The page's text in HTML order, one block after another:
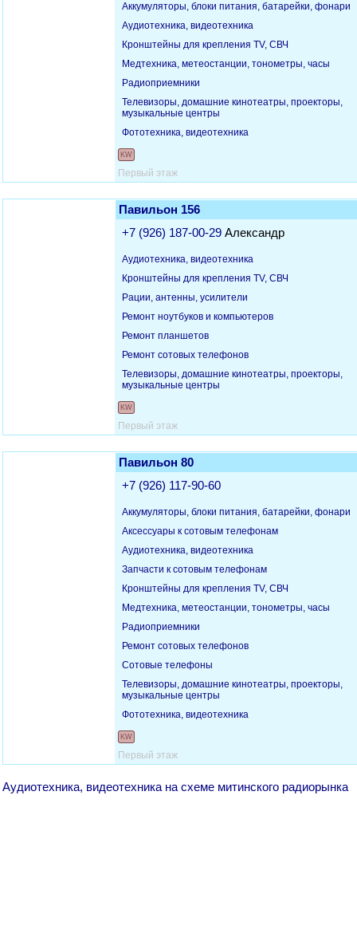
Аккумуляторы, блоки питания, батарейки, фонари
Аудиотехника, видеотехника
Кронштейны для крепления TV, СВЧ
Медтехника, метеостанции, тонометры, часы
Радиоприемники
Телевизоры, домашние кинотеатры, проекторы,
музыкальные центры
Фототехника, видеотехника
KW
Первый этаж
Павильон 156
+7 (926) 187-00-29 Александр
Аудиотехника, видеотехника
Кронштейны для крепления TV, СВЧ
Рации, антенны, усилители
Ремонт ноутбуков и компьютеров
Ремонт планшетов
Ремонт сотовых телефонов
Телевизоры, домашние кинотеатры, проекторы,
музыкальные центры
KW
Первый этаж
Павильон 80
+7 (926) 117-90-60
Аккумуляторы, блоки питания, батарейки, фонари
Аксессуары к сотовым телефонам
Аудиотехника, видеотехника
Запчасти к сотовым телефонам
Кронштейны для крепления TV, СВЧ
Медтехника, метеостанции, тонометры, часы
Радиоприемники
Ремонт сотовых телефонов
Сотовые телефоны
Телевизоры, домашние кинотеатры, проекторы,
музыкальные центры
Фототехника, видеотехника
KW
Первый этаж
Аудиотехника, видеотехника на схеме митинского радиорынка